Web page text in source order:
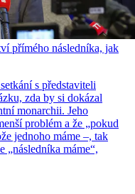
přímého následníka, jak
s představiteli
zda by si dokázal
monarchii. Jeho
problém a že „pokud
jednoho máme –, tak
„následníka máme“,